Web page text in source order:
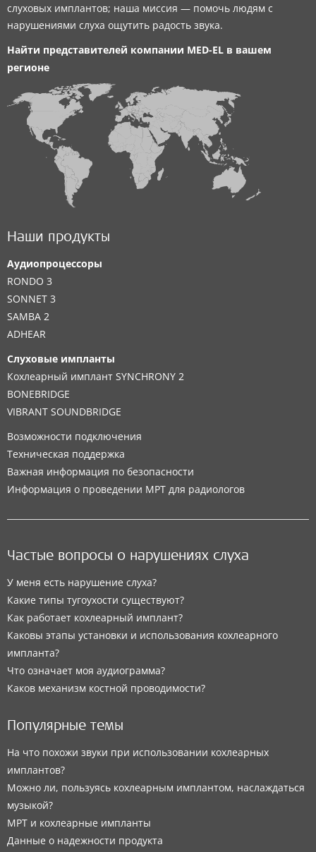
слуховых имплантов; наша миссия — помочь людям с
нарушениями слуха ощутить радость звука.
Найти представителей компании MED-EL в вашем
регионе
Наши продукты
Аудиопроцессоры
RONDO 3
SONNET 3
SAMBA 2
ADHEAR
Слуховые импланты
Кохлеарный имплант SYNCHRONY 2
BONEBRIDGE
VIBRANT SOUNDBRIDGE
Возможности подключения
Техническая поддержка
Важная информация по безопасности
Информация о проведении МРТ для радиологов
Частые вопросы о нарушениях слуха
У меня есть нарушение слуха?
Какие типы тугоухости существуют?
Как работает кохлеарный имплант?
Каковы этапы установки и использования кохлеарного
импланта?
Что означает моя аудиограмма?
Каков механизм костной проводимости?
Популярные темы
На что похожи звуки при использовании кохлеарных
имплантов?
Можно ли, пользуясь кохлеарным имплантом, наслаждаться
музыкой?
МРТ и кохлеарные импланты
Данные о надежности продукта